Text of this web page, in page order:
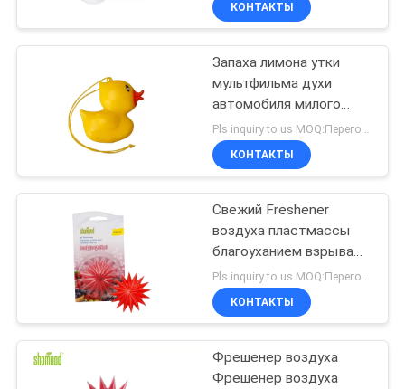
Вися Freshener
воздуха
82
Freshener воздуха
домочадца
КОНТАКТЫ
Запаха лимона утки
мультфильма духи
автомобиля милого
желтого вися
КОНТАКТЫ
Свежий Freshener
воздуха пластмассы
благоуханием взрыва
ягоды ISO9001 для
дома
КОНТАКТЫ
Фрешенер воздуха
Фрешенер воздуха